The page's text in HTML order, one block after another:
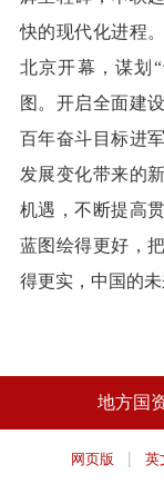
快的现代化进程
北京开幕，谋划
图。开启全面建
百年奋斗目标进
发展变化带来的
机遇，不断提高
蓝图绘得更好，
得更实，中国的未
地方国
网页版 | 英